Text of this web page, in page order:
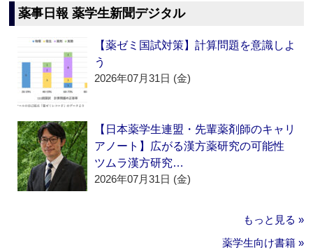
薬事日報 薬学生新聞デジタル
【薬ゼミ国試対策】計算問題を意識しよ
う
2026年07月31日 (金)
【日本薬学生連盟・先輩薬剤師のキャリ
アノート】広がる漢方薬研究の可能性
ツムラ漢方研究…
2026年07月31日 (金)
もっと見る »
薬学生向け書籍 »